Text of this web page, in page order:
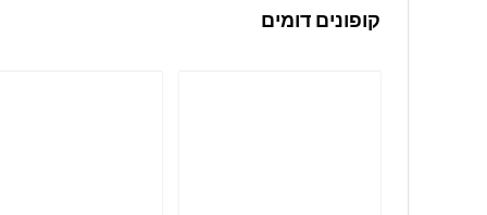
קופונים דומים